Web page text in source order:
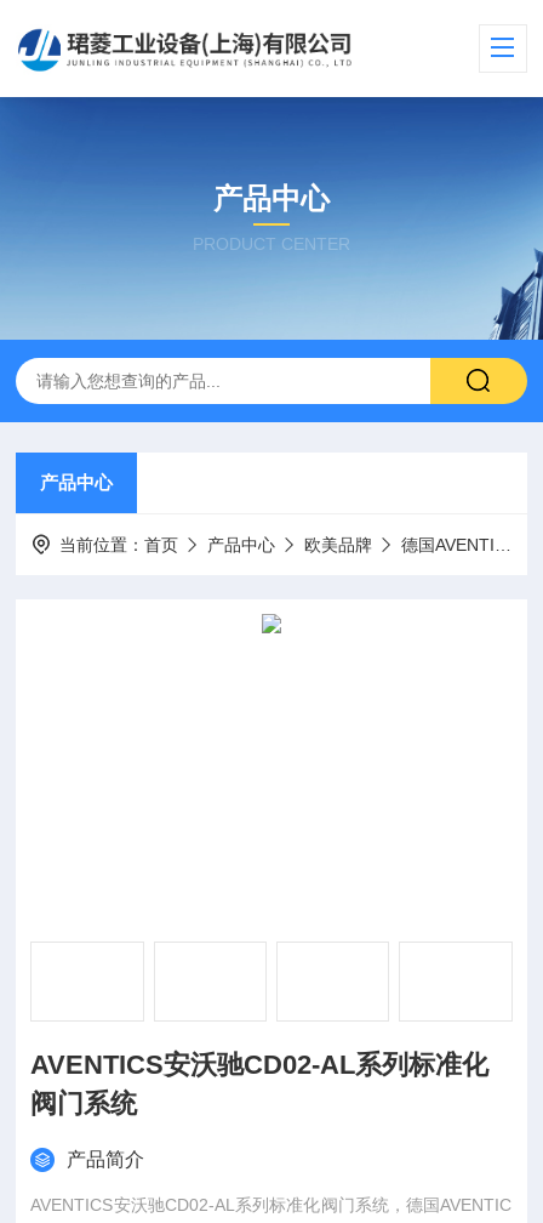
产品中心
PRODUCT CENTER
产品中心
当前位置：首页 产品中心 欧美品牌 德国AVENTICS安沃驰
AVENTICS安沃驰CD02-AL系列标准化
阀门系统
产品简介
AVENTICS安沃驰CD02-AL系列标准化阀门系统，德国AVENTIC